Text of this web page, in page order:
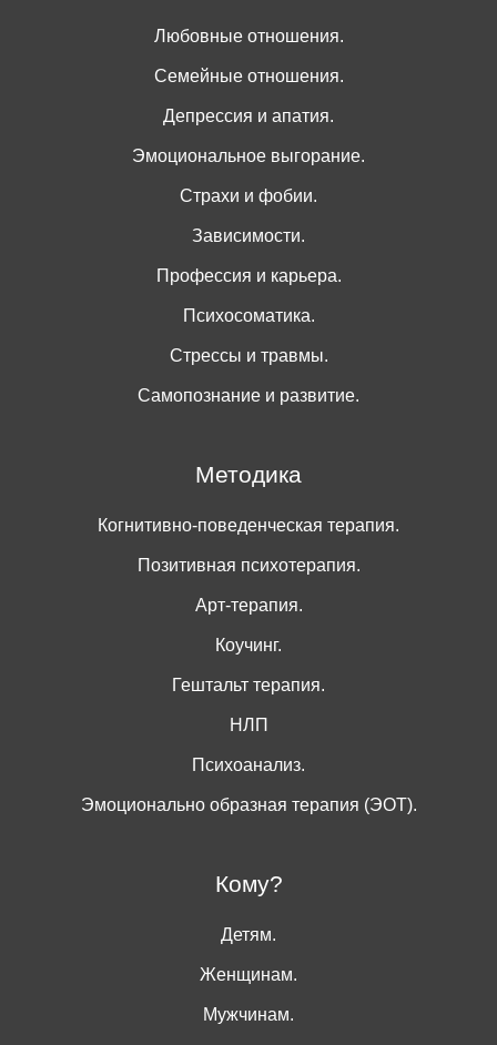
Любовные отношения.
Семейные отношения.
Депрессия и апатия.
Эмоциональное выгорание.
Страхи и фобии.
Зависимости.
Профессия и карьера.
Психосоматика.
Стрессы и травмы.
Самопознание и развитие.
Методика
Когнитивно-поведенческая терапия.
Позитивная психотерапия.
Арт-терапия.
Коучинг.
Гештальт терапия.
НЛП
Психоанализ.
Эмоционально образная терапия (ЭОТ).
Кому?
Детям.
Женщинам.
Мужчинам.